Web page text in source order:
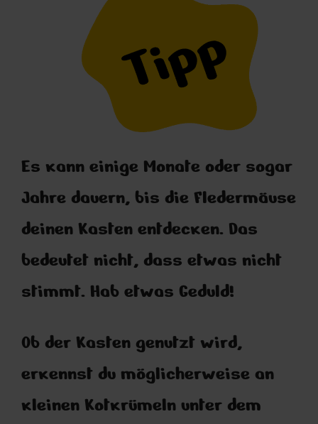
Es kann einige Monate oder sogar
Jahre dauern, bis die Fledermäuse
deinen Kasten entdecken. Das
bedeutet nicht, dass etwas nicht
stimmt. Hab etwas Geduld!
Ob der Kasten genutzt wird,
erkennst du möglicherweise an
kleinen Kotkrümeln unter dem